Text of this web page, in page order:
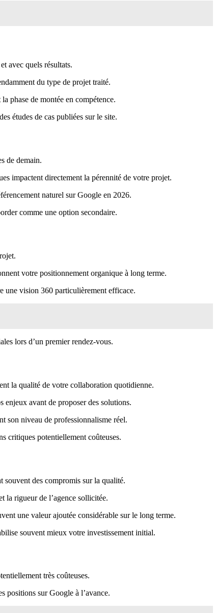
avec quels résultats.
du type de projet traité.
phase de montée en compétence.
études de cas publiées sur le site.
de demain.
impactent directement la pérennité de votre projet.
naturel sur Google en 2026.
comme une option secondaire.
votre positionnement organique à long terme.
une vision 360 particulièrement efficace.
lors d’un premier rendez-vous.
la qualité de votre collaboration quotidienne.
enjeux avant de proposer des solutions.
son niveau de professionnalisme réel.
critiques potentiellement coûteuses.
souvent des compromis sur la qualité.
la rigueur de l’agence sollicitée.
une valeur ajoutée considérable sur le long terme.
souvent mieux votre investissement initial.
très coûteuses.
positions sur Google à l’avance.